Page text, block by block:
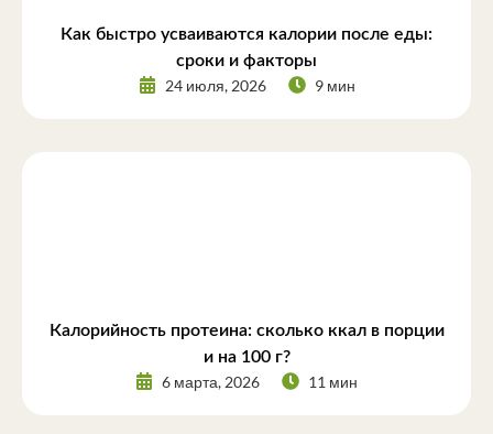
Как быстро усваиваются калории после еды:
сроки и факторы
24 июля, 2026 9 мин
Калорийность протеина: сколько ккал в порции
и на 100 г?
6 марта, 2026 11 мин